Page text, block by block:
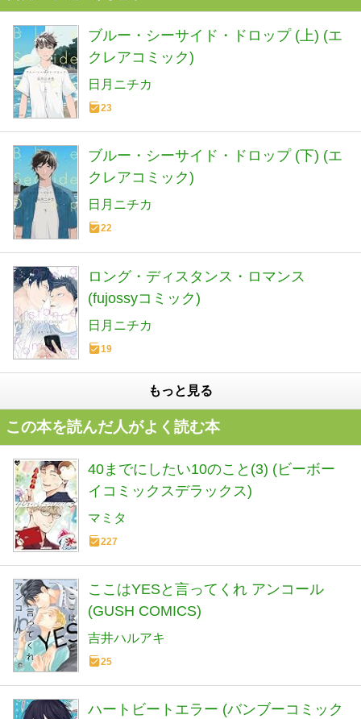
ブルー・シーサイド・ドロップ (上) (エ
クレアコミック)
日月ニチカ
23
ブルー・シーサイド・ドロップ (下) (エ
クレアコミック)
日月ニチカ
22
ロング・ディスタンス・ロマンス
(fujossyコミック)
日月ニチカ
19
もっと見る
この本を読んだ人がよく読む本
40までにしたい10のこと(3) (ビーボー
イコミックスデラックス)
マミタ
227
ここはYESと言ってくれ アンコール
(GUSH COMICS)
吉井ハルアキ
25
ハートビートエラー (バンブーコミック